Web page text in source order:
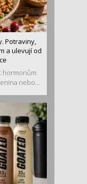
Potraviny,
a ulevují od
hormonům
nebo...